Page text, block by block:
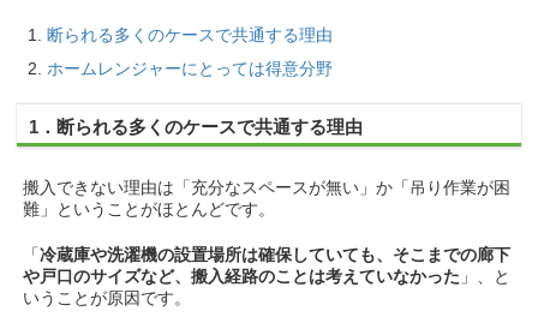
断られる多くのケースで共通する理由
ホームレンジャーにとっては得意分野
1．断られる多くのケースで共通する理由
搬入できない理由は「充分なスペースが無い」か「吊り作業が困
難」ということがほとんどです。
「冷蔵庫や洗濯機の設置場所は確保していても、そこまでの廊下
や戸口のサイズなど、搬入経路のことは考えていなかった 」、と
いうことが原因です。